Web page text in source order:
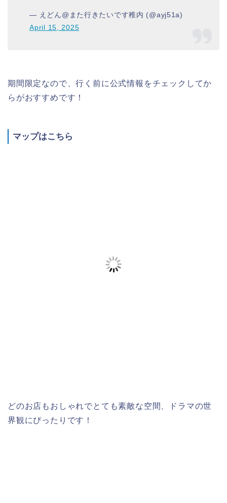
— えどん@また行きたいです稚内 (@ayj51a)
April 15, 2025
期間限定なので、行く前に公式情報をチェックしてか
らがおすすめです！
マップはこちら
どのお店もおしゃれでとても素敵な空間、ドラマの世
界観にぴったりです！